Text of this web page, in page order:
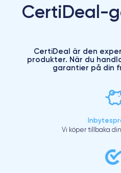
CertiDeal-
CertiDeal är den
produkter. När du
garantier på din
Vi köper tillbaka